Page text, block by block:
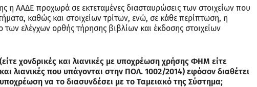
η ΑΑΔΕ προχωρά σε εκτεταμένες διασταυρώσεις των στοιχείων που
καθώς και στοιχείων τρίτων, ενώ, σε κάθε περίπτωση, η
των ελέγχων ορθής τήρησης βιβλίων και έκδοσης στοιχείων
χονδρικές και λιανικές με υποχρέωση χρήσης ΦΗΜ είτε
λιανικές που υπάγονται στην ΠΟΛ. 1002/2014) εφόσον διαθέτει
να το διασυνδέσει με το Ταμειακό της Σύστημα;